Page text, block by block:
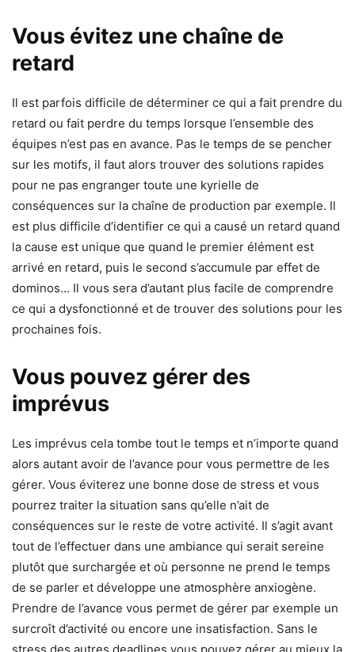
Vous évitez une chaîne de
retard
Il est parfois difficile de déterminer ce qui a fait prendre du
retard ou fait perdre du temps lorsque l’ensemble des
équipes n’est pas en avance. Pas le temps de se pencher
sur les motifs, il faut alors trouver des solutions rapides
pour ne pas engranger toute une kyrielle de
conséquences sur la chaîne de production par exemple. Il
est plus difficile d’identifier ce qui a causé un retard quand
la cause est unique que quand le premier élément est
arrivé en retard, puis le second s’accumule par effet de
dominos… Il vous sera d’autant plus facile de comprendre
ce qui a dysfonctionné et de trouver des solutions pour les
prochaines fois.
Vous pouvez gérer des
imprévus
Les imprévus cela tombe tout le temps et n’importe quand
alors autant avoir de l’avance pour vous permettre de les
gérer. Vous éviterez une bonne dose de stress et vous
pourrez traiter la situation sans qu’elle n’ait de
conséquences sur le reste de votre activité. Il s’agit avant
tout de l’effectuer dans une ambiance qui serait sereine
plutôt que surchargée et où personne ne prend le temps
de se parler et développe une atmosphère anxiogène.
Prendre de l’avance vous permet de gérer par exemple un
surcroît d’activité ou encore une insatisfaction. Sans le